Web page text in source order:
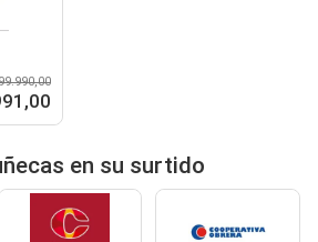
en su surtido